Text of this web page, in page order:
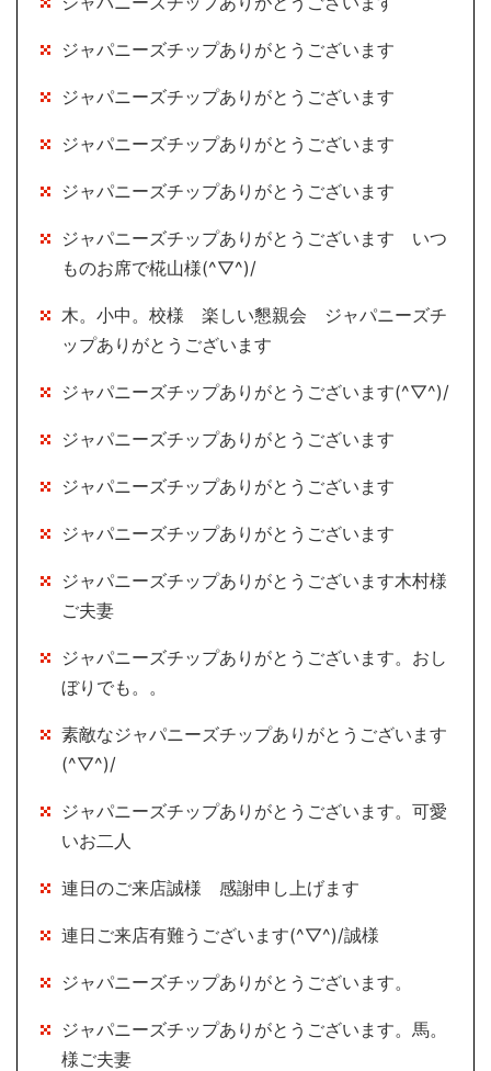
ジャパニーズチップありがとうございます
ジャパニーズチップありがとうございます
ジャパニーズチップありがとうございます
ジャパニーズチップありがとうございます
ジャパニーズチップありがとうございます いつ
ものお席で椛山様(^▽^)/
木。小中。校様 楽しい懇親会 ジャパニーズチ
ップありがとうございます
ジャパニーズチップありがとうございます(^▽^)/
ジャパニーズチップありがとうございます
ジャパニーズチップありがとうございます
ジャパニーズチップありがとうございます
ジャパニーズチップありがとうございます木村様
ご夫妻
ジャパニーズチップありがとうございます。おし
ぼりでも。。
素敵なジャパニーズチップありがとうございます
(^▽^)/
ジャパニーズチップありがとうございます。可愛
いお二人
連日のご来店誠様 感謝申し上げます
連日ご来店有難うございます(^▽^)/誠様
ジャパニーズチップありがとうございます。
ジャパニーズチップありがとうございます。馬。
様ご夫妻